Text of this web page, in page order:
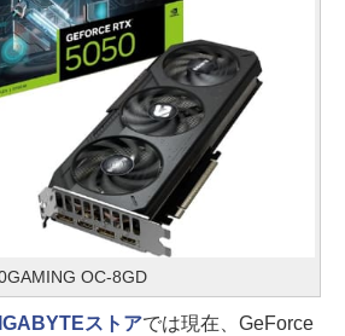
OC-8GD
ストアでは現在、GeForce